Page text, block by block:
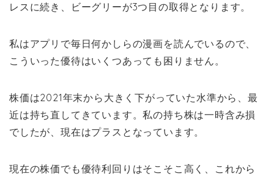
レスに続き、ビーグリーが3つ目の取得となります。
私はアプリで毎日何かしらの漫画を読んでいるので、
こういった優待はいくつあっても困りません。
株価は2021年末から大きく下がっていた水準から、最
近は持ち直してきています。私の持ち株は一時含み損
でしたが、現在はプラスとなっています。
現在の株価でも優待利回りはそこそこ高く、これから